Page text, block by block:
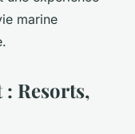
marine
Resorts,